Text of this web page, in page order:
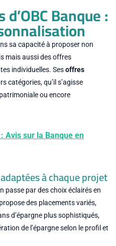
Banque :
sa capacité à proposer non
mais aussi des offres
individuelles. Sesoffres
catégories, qu’il s’agisse
ou encore
Avis sur la Banque en
à chaque projet
passe par des choix éclairés en
des placements variés,
d’épargne plus sophistiqués,
de l’épargne selon le profil et